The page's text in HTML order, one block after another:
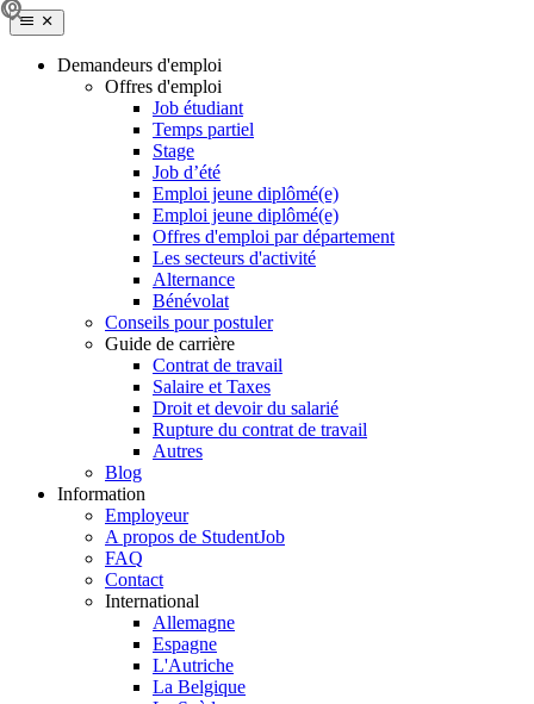
Demandeurs d'emploi
Offres d'emploi
Job étudiant
Temps partiel
Stage
Job d’été
Emploi jeune diplômé(e)
Emploi jeune diplômé(e)
Offres d'emploi par département
Les secteurs d'activité
Alternance
Bénévolat
Conseils pour postuler
Guide de carrière
Contrat de travail
Salaire et Taxes
Droit et devoir du salarié
Rupture du contrat de travail
Autres
Blog
Information
Employeur
A propos de StudentJob
FAQ
Contact
International
Allemagne
Espagne
L'Autriche
La Belgique